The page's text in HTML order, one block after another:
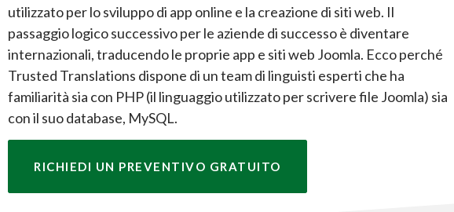
utilizzato per lo sviluppo di app online e la creazione di siti web. Il
passaggio logico successivo per le aziende di successo è diventare
internazionali, traducendo le proprie app e siti web Joomla. Ecco perché
Trusted Translations dispone di un team di linguisti esperti che ha
familiarità sia con PHP (il linguaggio utilizzato per scrivere file Joomla) sia
con il suo database, MySQL.
RICHIEDI UN PREVENTIVO GRATUITO